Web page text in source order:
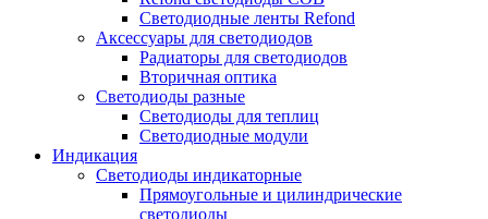
Светодиодные ленты Refond
Аксессуары для светодиодов
Радиаторы для светодиодов
Вторичная оптика
Светодиоды разные
Светодиоды для теплиц
Светодиодные модули
Индикация
Светодиоды индикаторные
Прямоугольные и цилиндрические
светодиоды